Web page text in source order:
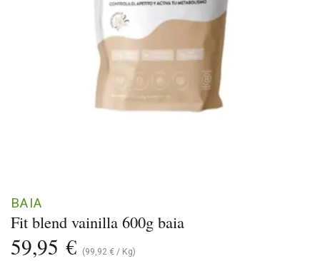
Fit blend vainilla 600g baia
BAIA
59,95 € (99,92 € / Kg)